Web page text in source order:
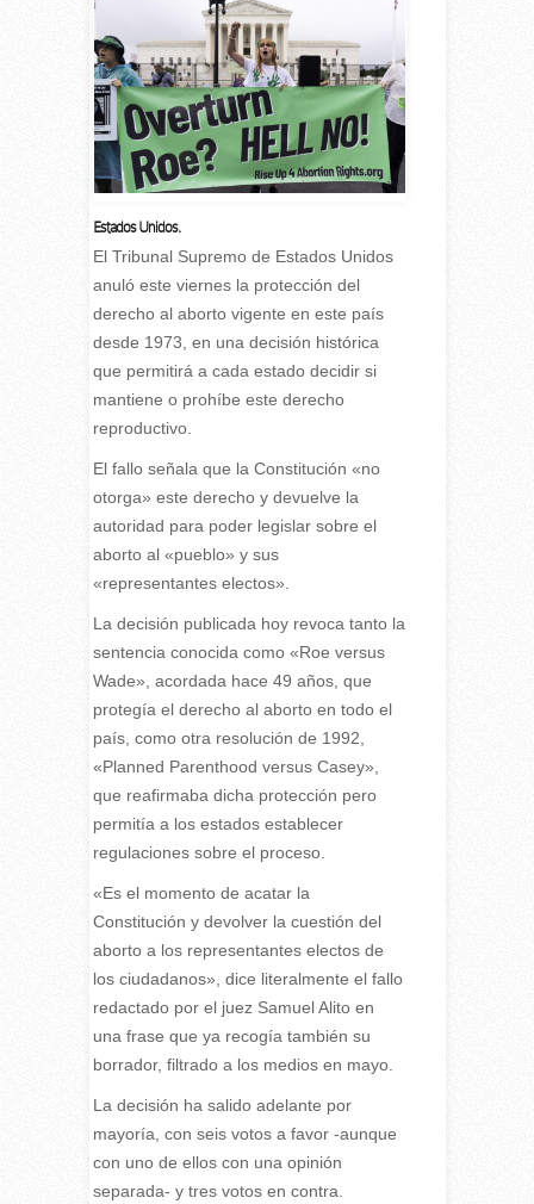
Estados Unidos.
El Tribunal Supremo de Estados Unidos
anuló este viernes la protección del
derecho al aborto vigente en este país
desde 1973, en una decisión histórica
que permitirá a cada estado decidir si
mantiene o prohíbe este derecho
reproductivo.
El fallo señala que la Constitución «no
otorga» este derecho y devuelve la
autoridad para poder legislar sobre el
aborto al «pueblo» y sus
«representantes electos».
La decisión publicada hoy revoca tanto la
sentencia conocida como «Roe versus
Wade», acordada hace 49 años, que
protegía el derecho al aborto en todo el
país, como otra resolución de 1992,
«Planned Parenthood versus Casey»,
que reafirmaba dicha protección pero
permitía a los estados establecer
regulaciones sobre el proceso.
«Es el momento de acatar la
Constitución y devolver la cuestión del
aborto a los representantes electos de
los ciudadanos», dice literalmente el fallo
redactado por el juez Samuel Alito en
una frase que ya recogía también su
borrador, filtrado a los medios en mayo.
La decisión ha salido adelante por
mayoría, con seis votos a favor -aunque
con uno de ellos con una opinión
separada- y tres votos en contra.